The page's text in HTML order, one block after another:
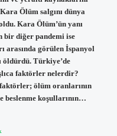
Ölüm salgını dünya
Kara Ölüm’ün yanı
bir diğer pandemi ise
arasında görülen İspanyol
öldürdü. Türkiye’de
faktörler nelerdir?
ölüm oranlarının
beslenme koşullarının…